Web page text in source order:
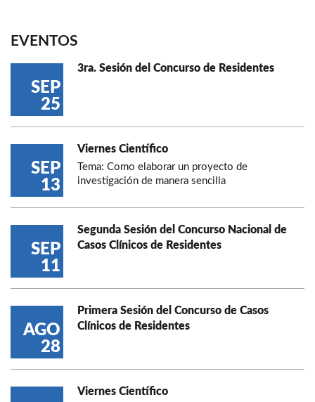
EVENTOS
SEP
25
3ra. Sesión del Concurso de Residentes
SEP
13
Viernes Científico
Tema: Como elaborar un proyecto de
investigación de manera sencilla
SEP
11
Segunda Sesión del Concurso Nacional de
Casos Clínicos de Residentes
AGO
28
Primera Sesión del Concurso de Casos
Clínicos de Residentes
Viernes Científico